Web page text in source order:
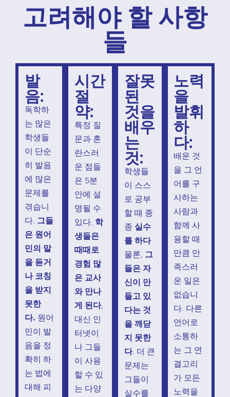
고려해야 할 사항
들
발
음:
독학하
는 많은
학생들
이 단순
히 발음
에 많은
문제를
겪습니
다. 그들
은 원어
민의 말
을 듣거
나 코칭
을 받지
못한
다. 원어
민이 발
음을 정
확히 하
는 법에
대해 피
시간
절
약:
특정 질
문과 혼
란스러
운 점들
은 5분
안에 설
명될 수
있다. 학
생들은
때때로
경험 많
은 교사
와 만나
게 된다,
대신 인
터넷이
나 그들
이 사용
할 수 있
는 다양
잘못
된
것을
배우
는
것:
학생들
이 스스
로 공부
할 때 종
종 실수
를 하다
물론, 그
들은 자
신이 만
들고 있
다는 것
을 깨닫
지 못한
다. 더 큰
문제는
그들이
실수를
노력
을
발휘
하
다:
배운 것
을 그 언
어를 구
사하는
사람과
함께 사
용할 때
만큼 만
족스러
운 일은
없습니
다. 다른
언어로
소통하
는 그 연
결고리
가 모든
노력을